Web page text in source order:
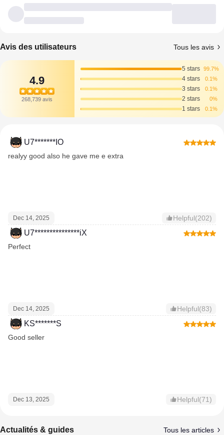
Avis des utilisateurs Tous les avis
4.9
268,739 avis
5 stars 99.7%
4 stars 0.1%
3 stars 0.1%
2 stars 0%
1 stars 0.1%
U7*******IO
realyy good also he gave me e extra
Dec 14, 2025 Helpful(202)
U7***************iX
Perfect
Dec 14, 2025 Helpful(83)
KS*******S
Good seller
Dec 13, 2025 Helpful(71)
Actualités & guides Tous les articles